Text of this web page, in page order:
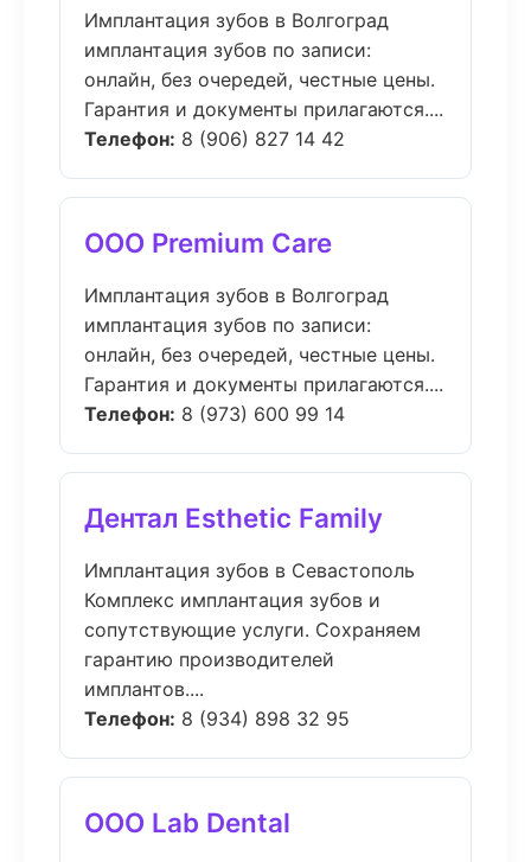
Имплантация зубов в Волгоград
имплантация зубов по записи:
онлайн, без очередей, честные цены.
Гарантия и документы прилагаются....
Телефон: 8 (906) 827 14 42
ООО Premium Care
Имплантация зубов в Волгоград
имплантация зубов по записи:
онлайн, без очередей, честные цены.
Гарантия и документы прилагаются....
Телефон: 8 (973) 600 99 14
Дентал Esthetic Family
Имплантация зубов в Севастополь
Комплекс имплантация зубов и
сопутствующие услуги. Сохраняем
гарантию производителей
имплантов....
Телефон: 8 (934) 898 32 95
ООО Lab Dental